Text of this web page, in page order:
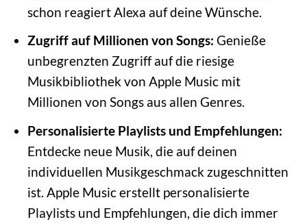
schon reagiert Alexa auf deine Wünsche.
Zugriff auf Millionen von Songs: Genieße
unbegrenzten Zugriff auf die riesige
Musikbibliothek von Apple Music mit
Millionen von Songs aus allen Genres.
Personalisierte Playlists und Empfehlungen:
Entdecke neue Musik, die auf deinen
individuellen Musikgeschmack zugeschnitten
ist. Apple Music erstellt personalisierte
Playlists und Empfehlungen, die dich immer